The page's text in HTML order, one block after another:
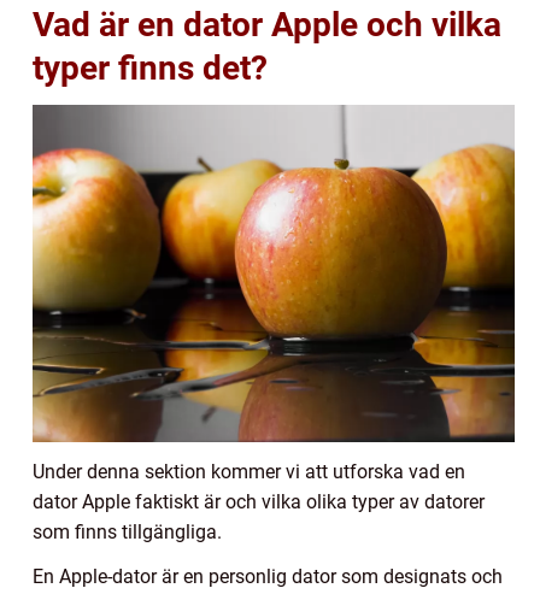
Vad är en dator Apple och vilka
typer finns det?
Under denna sektion kommer vi att utforska vad en
dator Apple faktiskt är och vilka olika typer av datorer
som finns tillgängliga.
En Apple-dator är en personlig dator som designats och